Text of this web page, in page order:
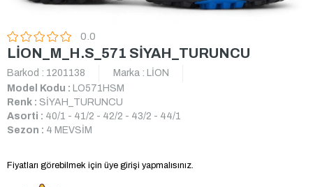
0.0
LİON_M_H.S_571 SİYAH_TURUNCU
Barkod : 1201138 Marka : LİON
Model Kodu : LO571HSM
Renk : SİYAH_TURUNCU
Asorti : 40/1 - 41/2 - 42/2 - 43/2 - 44/1
Sezon : 4 MEVSİM
Fiyatları görebilmek için üye girişi yapmalısınız.